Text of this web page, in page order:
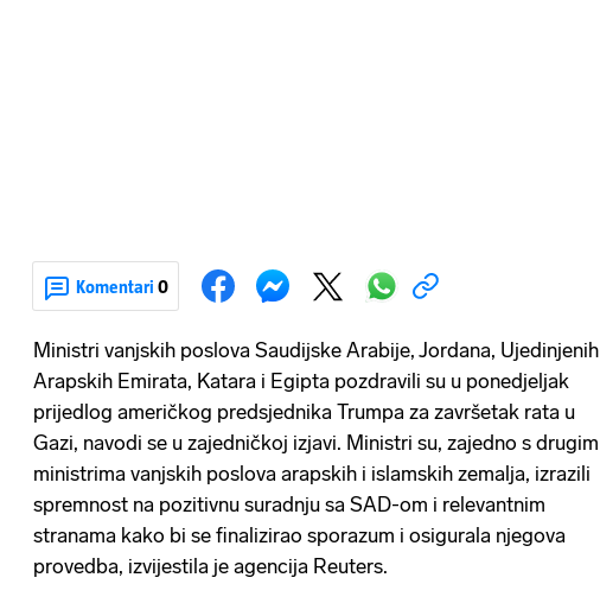
Komentari 0
Ministri vanjskih poslova Saudijske Arabije, Jordana, Ujedinjenih
Arapskih Emirata, Katara i Egipta pozdravili su u ponedjeljak
prijedlog američkog predsjednika Trumpa za završetak rata u
Gazi, navodi se u zajedničkoj izjavi. Ministri su, zajedno s drugim
ministrima vanjskih poslova arapskih i islamskih zemalja, izrazili
spremnost na pozitivnu suradnju sa SAD-om i relevantnim
stranama kako bi se finalizirao sporazum i osigurala njegova
provedba, izvijestila je agencija Reuters.